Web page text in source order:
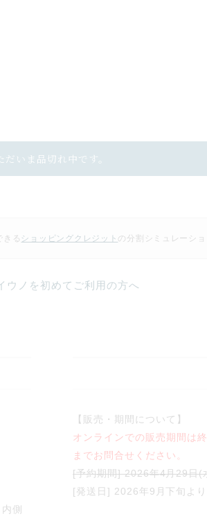
だいま品切れ中です。
きる ショッピングクレジット の 分割シミュレーショ
ウノを初めてご利用の方へ
側
【販売・期間について】
オンラインでの販売期間は
までお問合せください。
[予約期間] 2026年4月29日
[発送日] 2026年9月下旬よ